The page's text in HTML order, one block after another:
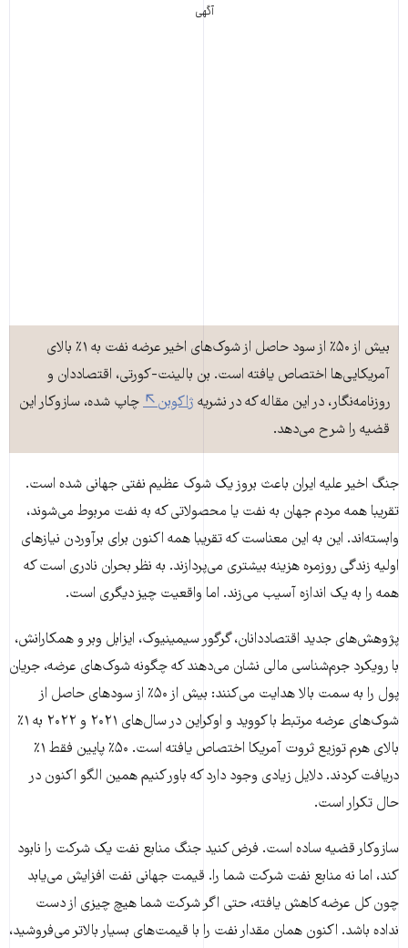
آگهی
بیش از ۵۰٪ از سود حاصل از شوک‌های اخیر عرضه نفت به ۱٪ بالای
آمریکایی‌ها اختصاص یافته است. بن بالینت-کورتی، اقتصاددان و
روزنامه‌نگار، در این مقاله که در نشریه ژاکوبن
چاپ شده، سازوکار این
قضیه را شرح می‌دهد.
جنگ اخیر علیه ایران باعث بروز یک شوک عظیم نفتی جهانی شده است.
تقریبا همه مردم جهان به نفت یا محصولاتی که به نفت مربوط می‌شوند،
وابسته‌اند. این به این معناست که تقریبا همه اکنون برای برآوردن نیازهای
اولیه زندگی روزمره هزینه بیشتری می‌پردازند. به نظر بحران نادری است که
همه را به یک اندازه آسیب می‌زند. اما واقعیت چیز دیگری است.
پژوهش‌های جدید اقتصاددانان، گرگور سیمینیوک، ایزابل وبر و همکارانش،
با رویکرد جرم‌شناسی مالی نشان می‌دهند که چگونه شوک‌های عرضه، جریان
پول را به سمت بالا هدایت می‌کنند: بیش از ۵۰٪ از سودهای حاصل از
شوک‌های عرضه مرتبط با کووید و اوکراین در سال‌های ۲۰۲۱ و ۲۰۲۲ به ۱٪
بالای هرم توزیع ثروت آمریکا اختصاص یافته است. ۵۰٪ پایین فقط ۱٪
دریافت کردند. دلایل زیادی وجود دارد که باور کنیم همین الگو اکنون در
حال تکرار است.
سازوکار قضیه ساده است. فرض کنید جنگ منابع نفت یک شرکت را نابود
کند، اما نه منابع نفت شرکت شما را. قیمت جهانی نفت افزایش می‌یابد
چون کل عرضه کاهش یافته، حتی اگر شرکت شما هیچ چیزی از دست
نداده باشد. اکنون همان مقدار نفت را با قیمت‌های بسیار بالاتر می‌فروشید،